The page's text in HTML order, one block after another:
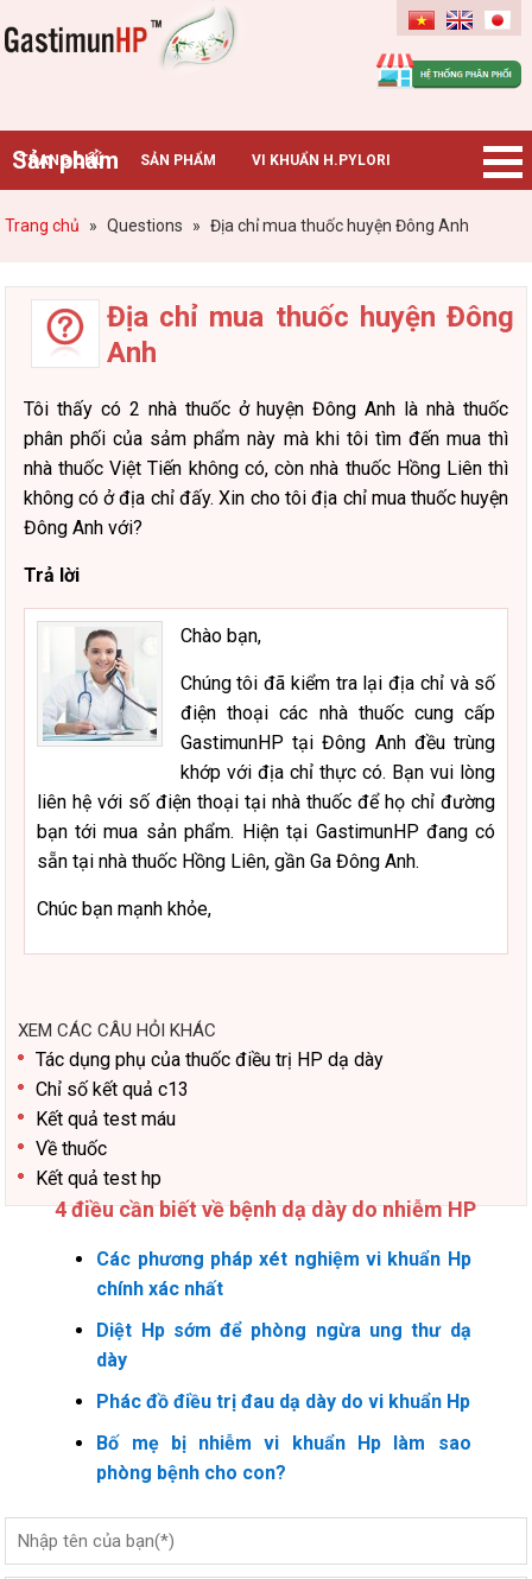
Gastimunhp
Sản phẩm
TRANG CHỦ SẢN PHẨM VI KHUẨN H.PYLORI
BỆNH DẠ DÀY TIN TỨC – SỰ KIỆN HƯỚNG DẪN MUA HÀNG
Trang chủ » Questions » Địa chỉ mua thuốc huyện Đông Anh
Địa chỉ mua thuốc huyện Đông
Anh
Tôi thấy có 2 nhà thuốc ở huyện Đông Anh là nhà thuốc
phân phối của sảm phẩm này mà khi tôi tìm đến mua thì
nhà thuốc Việt Tiến không có, còn nhà thuốc Hồng Liên thì
không có ở địa chỉ đấy. Xin cho tôi địa chỉ mua thuốc huyện
Đông Anh với?
Trả lời
Chào bạn,
Chúng tôi đã kiểm tra lại địa chỉ và số
điện thoại các nhà thuốc cung cấp
GastimunHP tại Đông Anh đều trùng
khớp với địa chỉ thực có. Bạn vui lòng
liên hệ với số điện thoại tại nhà thuốc để họ chỉ đường
bạn tới mua sản phẩm. Hiện tại GastimunHP đang có
sẵn tại nhà thuốc Hồng Liên, gần Ga Đông Anh.
Chúc bạn mạnh khỏe,
XEM CÁC CÂU HỎI KHÁC
Tác dụng phụ của thuốc điều trị HP dạ dày
Chỉ số kết quả c13
Kết quả test máu
Về thuốc
Kết quả test hp
4 điều cần biết về bệnh dạ dày do nhiễm HP
Các phương pháp xét nghiệm vi khuẩn Hp
chính xác nhất
Diệt Hp sớm để phòng ngừa ung thư dạ
dày
Phác đồ điều trị đau dạ dày do vi khuẩn Hp
Bố mẹ bị nhiễm vi khuẩn Hp làm sao
phòng bệnh cho con?